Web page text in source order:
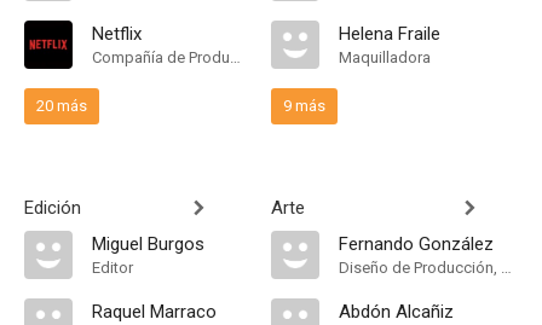
Netflix
Compañía de Produccion
20 más
Edición
Miguel Burgos
Editor
Raquel Marraco
Helena Fraile
Maquilladora
9 más
Arte
Fernando González
Diseño de Producción, Dirección Artística
Abdón Alcañiz